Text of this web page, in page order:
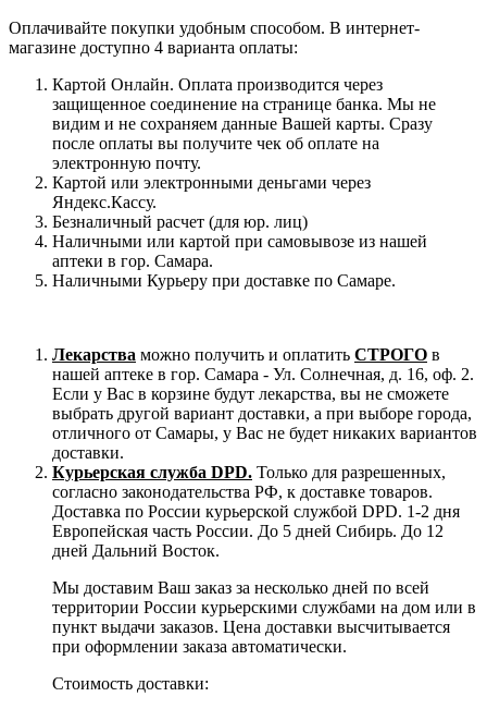
Оплачивайте покупки удобным способом. В интернет-
магазине доступно 4 варианта оплаты:
Картой Онлайн. Оплата производится через
защищенное соединение на странице банка. Мы не
видим и не сохраняем данные Вашей карты. Сразу
после оплаты вы получите чек об оплате на
электронную почту.
Картой или электронными деньгами через
Яндекс.Кассу.
Безналичный расчет (для юр. лиц)
Наличными или картой при самовывозе из нашей
аптеки в гор. Самара.
Наличными Курьеру при доставке по Самаре.
Лекарства можно получить и оплатить СТРОГО в
нашей аптеке в гор. Самара - Ул. Солнечная, д. 16, оф. 2.
Если у Вас в корзине будут лекарства, вы не сможете
выбрать другой вариант доставки, а при выборе города,
отличного от Самары, у Вас не будет никаких вариантов
доставки.
Курьерская служба DPD. Только для разрешенных,
согласно законодательства РФ, к доставке товаров.
Доставка по России курьерской службой DPD. 1-2 дня
Европейская часть России. До 5 дней Сибирь. До 12
дней Дальний Восток.
Мы доставим Ваш заказ за несколько дней по всей
территории России курьерскими службами на дом или в
пункт выдачи заказов. Цена доставки высчитывается
при оформлении заказа автоматически.
Стоимость доставки: